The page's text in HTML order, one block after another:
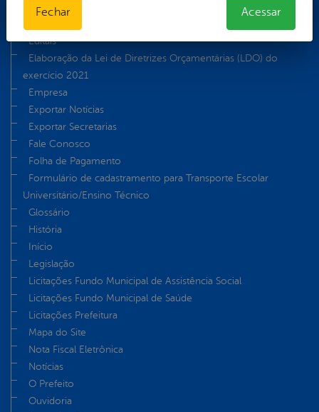
Dados Geográficos
Editais
Elaboração da Lei de Diretrizes Orçamentárias (LDO) do
exercício 2021
Empresa
Exportar Notícias
Exportar Secretarias
Fale Conosco
Folha de Pagamento
Formulário de cadastramento para Transporte Escolar
Universitário/Ensino Técnico
Glossário
História
Início
Legislação
Licitações Fundo Municipal de Assistência Social
Licitações Fundo Municipal de Saúde
Licitações Prefeitura
Mapa do Site
Nota Fiscal Eletrônica
Notícias
O Prefeito
Ouvidoria
Fechar Acessar